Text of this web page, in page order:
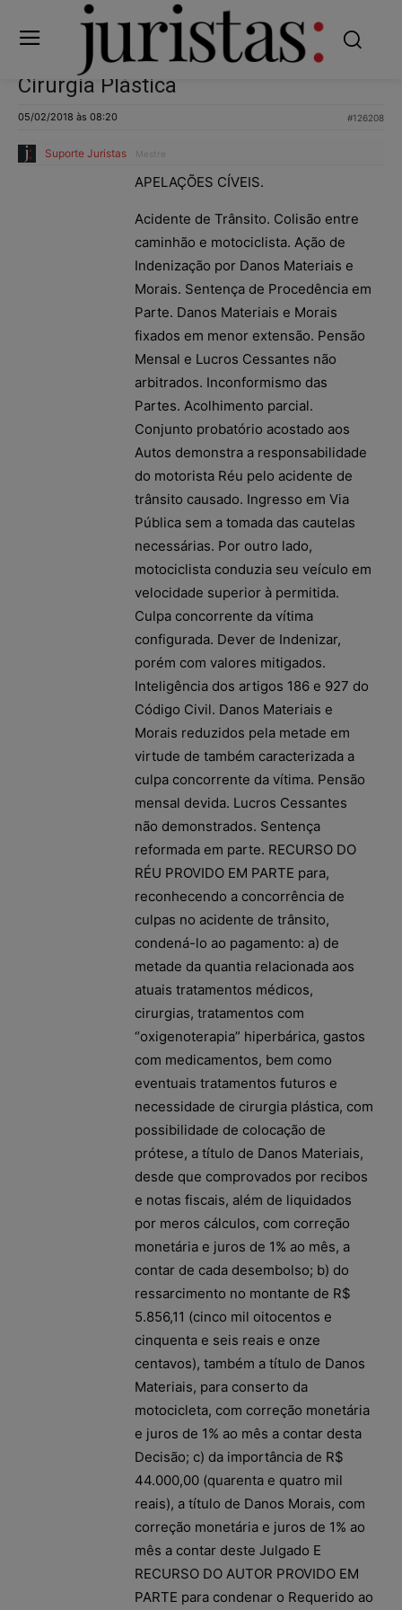
Cirurgia Plástica
05/02/2018 às 08:20 #126208
Suporte Juristas Mestre
APELAÇÕES CÍVEIS.
Acidente de Trânsito. Colisão entre
caminhão e motociclista. Ação de
Indenização por Danos Materiais e
Morais. Sentença de Procedência em
Parte. Danos Materiais e Morais
fixados em menor extensão. Pensão
Mensal e Lucros Cessantes não
arbitrados. Inconformismo das
Partes. Acolhimento parcial.
Conjunto probatório acostado aos
Autos demonstra a responsabilidade
do motorista Réu pelo acidente de
trânsito causado. Ingresso em Via
Pública sem a tomada das cautelas
necessárias. Por outro lado,
motociclista conduzia seu veículo em
velocidade superior à permitida.
Culpa concorrente da vítima
configurada. Dever de Indenizar,
porém com valores mitigados.
Inteligência dos artigos 186 e 927 do
Código Civil. Danos Materiais e
Morais reduzidos pela metade em
virtude de também caracterizada a
culpa concorrente da vítima. Pensão
mensal devida. Lucros Cessantes
não demonstrados. Sentença
reformada em parte. RECURSO DO
RÉU PROVIDO EM PARTE para,
reconhecendo a concorrência de
culpas no acidente de trânsito,
condená-lo ao pagamento: a) de
metade da quantia relacionada aos
atuais tratamentos médicos,
cirurgias, tratamentos com
“oxigenoterapia” hiperbárica, gastos
com medicamentos, bem como
eventuais tratamentos futuros e
necessidade de cirurgia plástica, com
possibilidade de colocação de
prótese, a título de Danos Materiais,
desde que comprovados por recibos
e notas fiscais, além de liquidados
por meros cálculos, com correção
monetária e juros de 1% ao mês, a
contar de cada desembolso; b) do
ressarcimento no montante de R$
5.856,11 (cinco mil oitocentos e
cinquenta e seis reais e onze
centavos), também a título de Danos
Materiais, para conserto da
motocicleta, com correção monetária
e juros de 1% ao mês a contar desta
Decisão; c) da importância de R$
44.000,00 (quarenta e quatro mil
reais), a título de Danos Morais, com
correção monetária e juros de 1% ao
mês a contar deste Julgado E
RECURSO DO AUTOR PROVIDO EM
PARTE para condenar o Requerido ao